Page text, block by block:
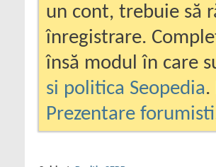
un cont, trebuie să
înregistrare.
însă modul în care
si politica Seopedia.
Prezentare forumisti